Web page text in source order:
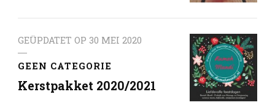
GEÜPDATET OP 30 MEI 2020
GEEN CATEGORIE
Kerstpakket 2020/2021